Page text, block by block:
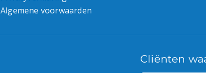
Algemene voorwaarden
Cliënten